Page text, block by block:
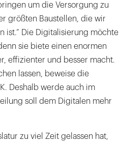
um die Versorgung zu
größten Baustellen, die wir
ist.“ Die Digitalisierung möchte
sie biete einen enormen
effizienter und besser macht.
lassen, beweise die
Deshalb werde auch im
soll dem Digitalen mehr
zu viel Zeit gelassen hat,